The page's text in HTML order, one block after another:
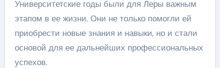
Университетские годы были для Леры важным
этапом в ее жизни. Они не только помогли ей
приобрести новые знания и навыки, но и стали
основой для ее дальнейших профессиональных
успехов.